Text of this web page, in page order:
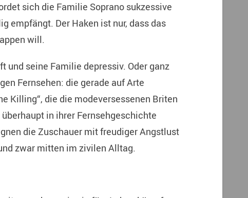
sich die Familie Soprano sukzessive
empfängt. Der Haken ist nur, dass das
will.
und seine Familie depressiv. Oder ganz
Fernsehen: die gerade auf Arte
Killing“, die die modeversessenen Briten
in ihrer Fernsehgeschichte
die Zuschauer mit freudiger Angstlust
zwar mitten im zivilen Alltag.